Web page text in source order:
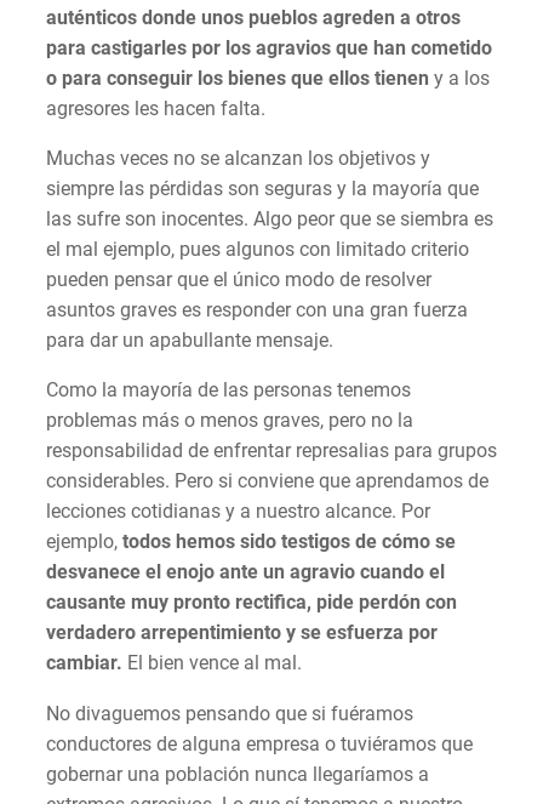
auténticos donde unos pueblos agreden a otros
para castigarles por los agravios que han cometido
o para conseguir los bienes que ellos tienen y a los
agresores les hacen falta.
Muchas veces no se alcanzan los objetivos y
siempre las pérdidas son seguras y la mayoría que
las sufre son inocentes. Algo peor que se siembra es
el mal ejemplo, pues algunos con limitado criterio
pueden pensar que el único modo de resolver
asuntos graves es responder con una gran fuerza
para dar un apabullante mensaje.
Como la mayoría de las personas tenemos
problemas más o menos graves, pero no la
responsabilidad de enfrentar represalias para grupos
considerables. Pero si conviene que aprendamos de
lecciones cotidianas y a nuestro alcance. Por
ejemplo, todos hemos sido testigos de cómo se
desvanece el enojo ante un agravio cuando el
causante muy pronto rectifica, pide perdón con
verdadero arrepentimiento y se esfuerza por
cambiar. El bien vence al mal.
No divaguemos pensando que si fuéramos
conductores de alguna empresa o tuviéramos que
gobernar una población nunca llegaríamos a